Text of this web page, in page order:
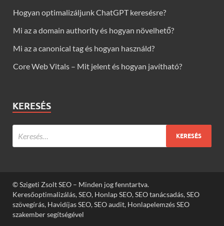
Hogyan optimalizáljunk ChatGPT keresésre?
Mi az a domain authority és hogyan növelhető?
Mi az a canonical tag és hogyan használd?
Core Web Vitals – Mit jelent és hogyan javítható?
KERESÉS
© Szigeti Zsolt SEO – Minden jog fenntartva.
Keresőoptimalizálás, SEO, Honlap SEO, SEO tanácsadás, SEO
szövegírás, Havidíjas SEO, SEO audit, Honlapelemzés SEO
szakember segítségével